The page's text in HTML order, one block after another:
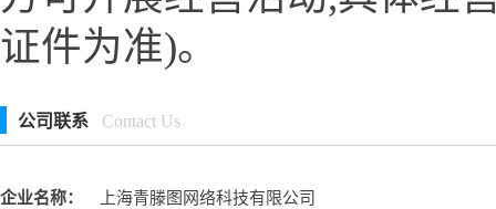
证件为准)。
公司联系 Contact Us
企业名称： 上海青滕图网络科技有限公司